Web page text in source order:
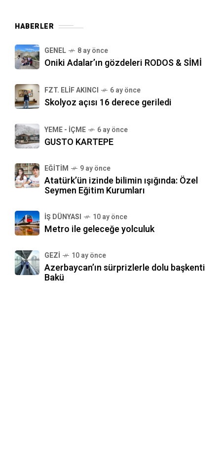
HABERLER
GENEL 8 ay önce
Oniki Adalar’ın gözdeleri RODOS & SİMİ
FZT. ELIF AKINCI 6 ay önce
Skolyoz açısı 16 derece geriledi
YEME - İÇME 6 ay önce
GUSTO KARTEPE
EĞITIM 9 ay önce
Atatürk’ün izinde bilimin ışığında: Özel
Seymen Eğitim Kurumları
İŞ DÜNYASI 10 ay önce
Metro ile geleceğe yolculuk
GEZI 10 ay önce
Azerbaycan’ın sürprizlerle dolu başkenti
Bakü